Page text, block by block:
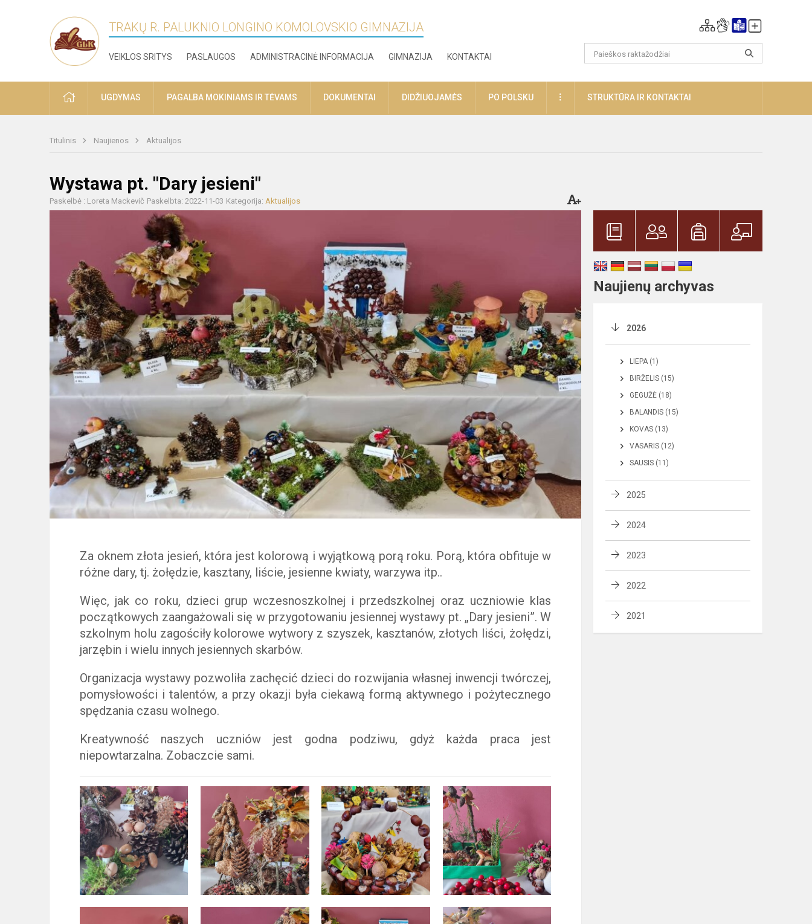
TRAKŲ R. PALUKNIO LONGINO KOMOLOVSKIO GIMNAZIJA
VEIKLOS SRITYS PASLAUGOS ADMINISTRACINĖ INFORMACIJA GIMNAZIJA KONTAKTAI
PRADŽIAUGDYMAS PAGALBA MOKINIAMS IR TĖVAMS DOKUMENTAI DIDŽIUOJAMĖS PO POLSKU DAUGIAUSTRUKTŪRA IR KONTAKTAI
Titulinis Naujienos Aktualijos
Wystawa pt. "Dary jesieni"
Paskelbė : Loreta Mackevič Paskelbta: 2022-11-03 Kategorija: Aktualijos
Za oknem złota jesień, która jest kolorową i wyjątkową porą roku. Porą, która obfituje w
różne dary, tj. żołędzie, kasztany, liście, jesienne kwiaty, warzywa itp..
Więc, jak co roku, dzieci grup wczesnoszkolnej i przedszkolnej oraz uczniowie klas
początkowych zaangażowali się w przygotowaniu jesiennej wystawy pt. „Dary jesieni”. W
szkolnym holu zagościły kolorowe wytwory z szyszek, kasztanów, złotych liści, żołędzi,
jarzębin i wielu innych jesiennych skarbów.
Organizacja wystawy pozwoliła zachęcić dzieci do rozwijania własnej inwencji twórczej,
pomysłowości i talentów, a przy okazji była ciekawą formą aktywnego i pożytecznego
spędzania czasu wolnego.
Kreatywność naszych uczniów jest godna podziwu, gdyż każda praca jest
niepowtarzalna. Zobaczcie sami.
Naujienų archyvas
2026
LIEPA (1)
BIRŽELIS (15)
GEGUŽĖ (18)
BALANDIS (15)
KOVAS (13)
VASARIS (12)
SAUSIS (11)
2025
2024
2023
2022
2021